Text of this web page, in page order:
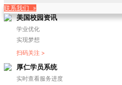
联系我们 »
美国校园资讯
学业优化
实现梦想
扫码关注 >
厚仁学员系统
实时查看服务进度